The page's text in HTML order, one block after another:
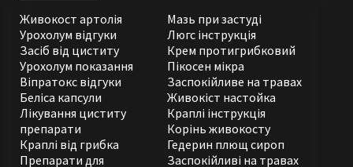
Живокост артолія
Урохолум відгуки
Засіб від циститу
Урохолум показання
Віпратокс відгуки
Беліса капсули
Мазь при застуді
Люгс інструкція
Крем протигрибковий
Пікосен мікра
Заспокійливе на травах
Живокіст настойка
Лікування циститу
препарати
Краплі від грибка
Препарати для
Краплі інструкція
Корінь живокосту
Гедерин плющ сироп
Заспокійливі на травах